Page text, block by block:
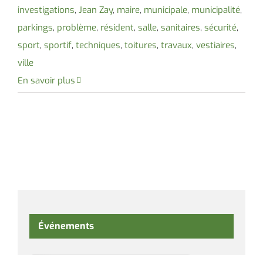
investigations, Jean Zay, maire, municipale, municipalité,
parkings, problème, résident, salle, sanitaires, sécurité,
sport, sportif, techniques, toitures, travaux, vestiaires,
ville
En savoir plus
Événements